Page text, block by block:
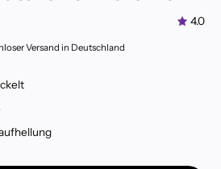
4.0
Versand in Deutschland